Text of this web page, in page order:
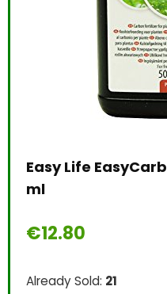
Easy Life
ml
€12.80
Already Sold: 21